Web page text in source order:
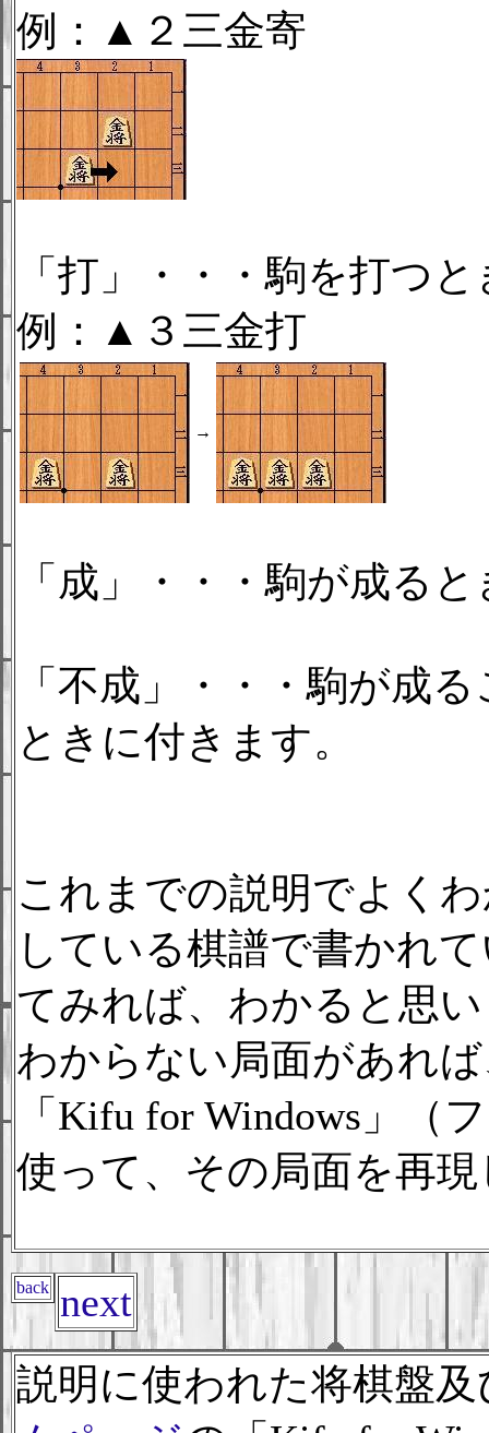
例：▲２三金寄
「打」・・・駒を打つ
例：▲３三金打
→
「成」・・・駒が成る
「不成」・・・駒が成
ときに付きます。
これまでの説明でよく
している棋譜で書かれ
てみれば、わかると思
わからない局面があれ
「Kifu for Windows」（
使って、その局面を再
back next
説明に使われた将棋盤